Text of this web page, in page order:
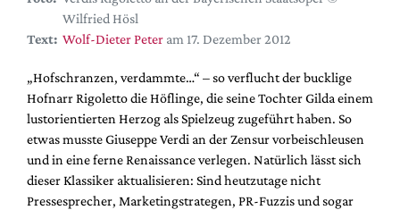
Festival-Planer
Hefte
Alle Hefte
Leseproben
Podcast
Service
Shop / Abo
Wilfried Hösl
Text: Wolf-Dieter Peter am 17. Dezember 2012
„Hofschranzen, verdammte…“ – so verflucht der bucklige
Hofnarr Rigoletto die Höflinge, die seine Tochter Gilda einem
lustorientierten Herzog als Spielzeug zugeführt haben. So
etwas musste Giuseppe Verdi an der Zensur vorbeischleusen
und in eine ferne Renaissance verlegen. Natürlich lässt sich
dieser Klassiker aktualisieren: Sind heutzutage nicht
Pressesprecher, Marketingstrategen, PR-Fuzzis und sogar